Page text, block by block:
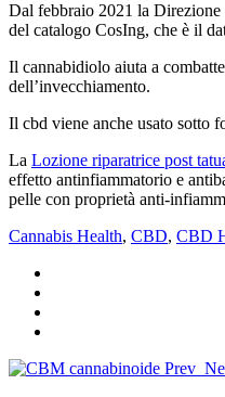
Dal febbraio 2021 la
del catalogo CosIng, che è il
Il cannabidiolo aiuta a
dell’invecchiamento.
Il cbd viene anche usato sotto
La Lozione riparatrice post
effetto antinfiammatorio e
pelle con proprietà anti-
Cannabis Health, CBD, CBD
Prev